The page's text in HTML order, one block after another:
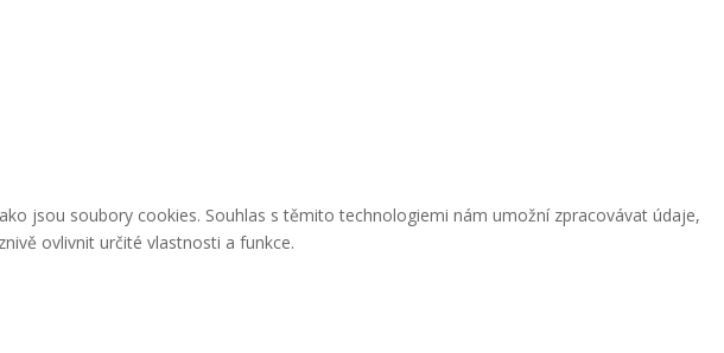
jsou soubory cookies. Souhlas s těmito technologiemi nám umožní zpracovávat údaje,
ovlivnit určité vlastnosti a funkce.